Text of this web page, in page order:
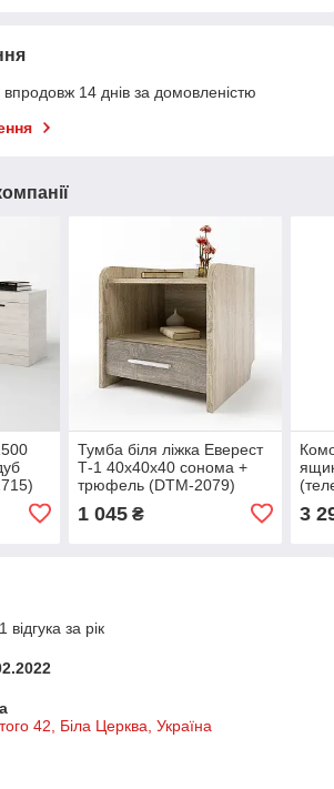
14 днів за домовленістю
Тумба біля ліжка Еверест
Т-1 40х40х40 сонома +
трюфель (DTM-2079)
1 045₴ 3
за рік
42, Біла Церква, Україна